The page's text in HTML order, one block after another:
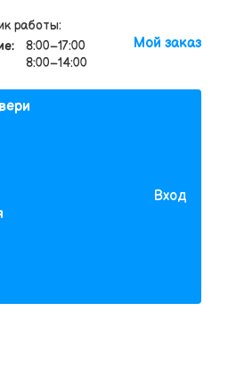
работы:
8:00–17:00
8:00–14:00
Мой заказ
Вход